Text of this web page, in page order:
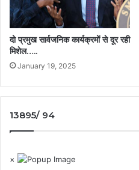
दो प्रमुख सार्वजनिक कार्यक्रमों से दूर रही
मिशेल…..
January 19, 2025
13895/ 94
×